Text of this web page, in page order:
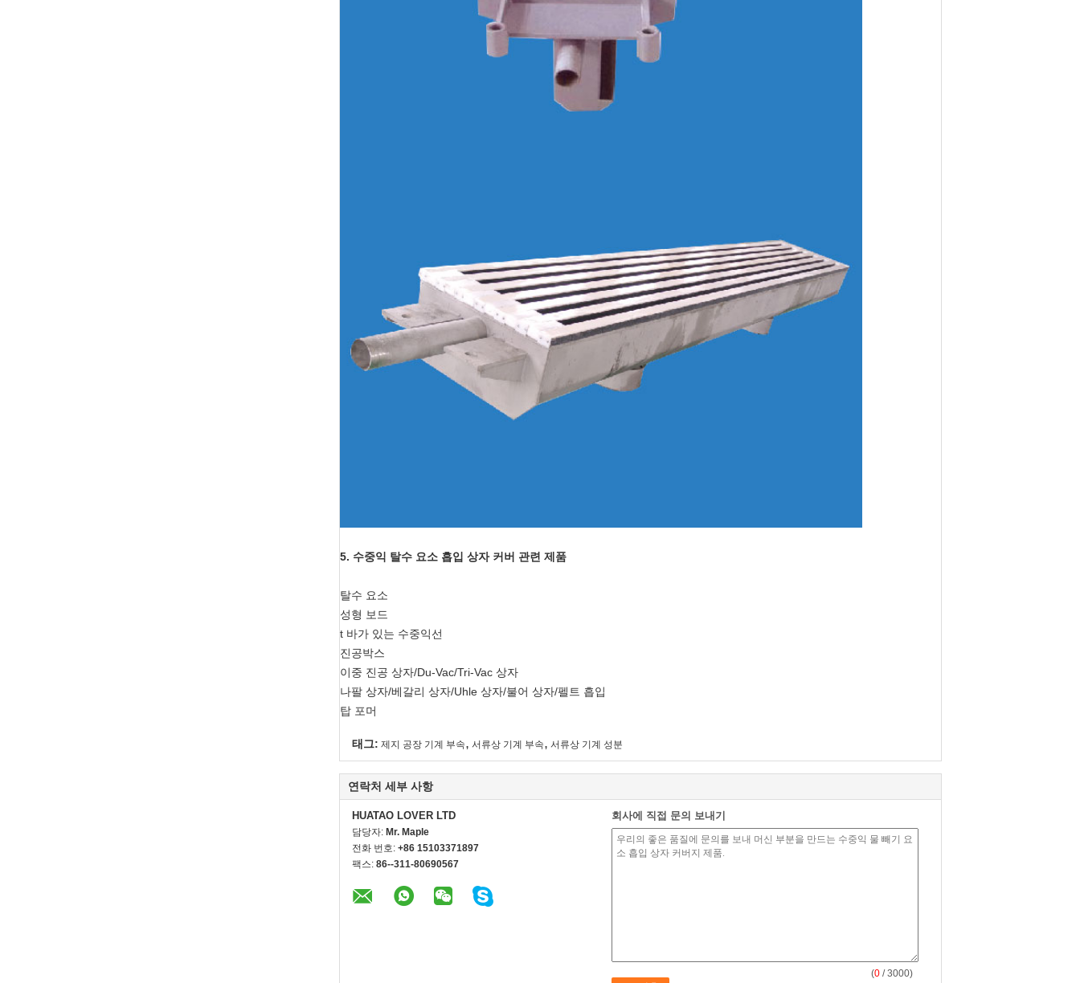
5. 수중익 탈수 요소 흡입 상자 커버 관련 제품
탈수 요소
성형 보드
t 바가 있는 수중익선
진공박스
이중 진공 상자/Du-Vac/Tri-Vac 상자
나팔 상자/베갈리 상자/Uhle 상자/불어 상자/펠트 흡입
탑 포머
태그: 제지 공장 기계 부속, 서류상 기계 부속, 서류상 기계 성분
연락처 세부 사항
HUATAO LOVER LTD
담당자: Mr. Maple
전화 번호: +86 15103371897
팩스: 86--311-80690567
회사에 직접 문의 보내기
(0 / 3000)